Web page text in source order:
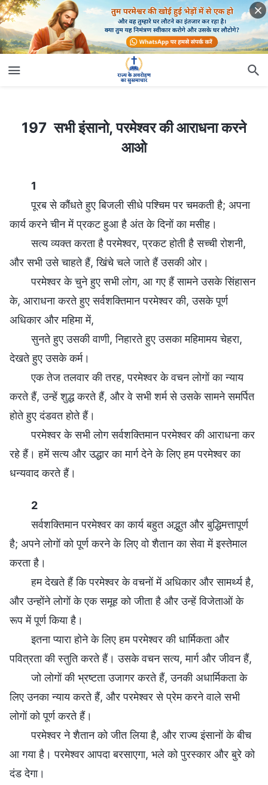
197 सभी इंसानो, परमेश्वर की आराधना करने आओ
197 सभी इंसानो, परमेश्वर की आराधना करने
आओ
1
पूरब से कौंधते हुए बिजली सीधे पश्चिम पर चमकती है; अपना
कार्य करने चीन में प्रकट हुआ है अंत के दिनों का मसीह।
सत्य व्यक्त करता है परमेश्वर, प्रकट होती है सच्ची रोशनी,
और सभी उसे चाहते हैं, खिंचे चले जाते हैं उसकी ओर।
परमेश्वर के चुने हुए सभी लोग, आ गए हैं सामने उसके सिंहासन
के, आराधना करते हुए सर्वशक्तिमान परमेश्वर की, उसके पूर्ण
अधिकार और महिमा में,
सुनते हुए उसकी वाणी, निहारते हुए उसका महिमामय चेहरा,
देखते हुए उसके कर्म।
एक तेज तलवार की तरह, परमेश्वर के वचन लोगों का न्याय
करते हैं, उन्हें शुद्ध करते हैं, और वे सभी शर्म से उसके सामने समर्पित
होते हुए दंडवत होते हैं।
परमेश्वर के सभी लोग सर्वशक्तिमान परमेश्वर की आराधना कर
रहे हैं। हमें सत्य और उद्धार का मार्ग देने के लिए हम परमेश्वर का
धन्यवाद करते हैं।
2
सर्वशक्तिमान परमेश्वर का कार्य बहुत अद्भुत और बुद्धिमत्तापूर्ण
है; अपने लोगों को पूर्ण करने के लिए वो शैतान का सेवा में इस्तेमाल
करता है।
हम देखते हैं कि परमेश्वर के वचनों में अधिकार और सामर्थ्य है,
और उन्होंने लोगों के एक समूह को जीता है और उन्हें विजेताओं के
रूप में पूर्ण किया है।
इतना प्यारा होने के लिए हम परमेश्वर की धार्मिकता और
पवित्रता की स्तुति करते हैं। उसके वचन सत्य, मार्ग और जीवन हैं,
जो लोगों की भ्रष्टता उजागर करते हैं, उनकी अधार्मिकता के
लिए उनका न्याय करते हैं, और परमेश्वर से प्रेम करने वाले सभी
लोगों को पूर्ण करते हैं।
परमेश्वर ने शैतान को जीत लिया है, और राज्य इंसानों के बीच
आ गया है। परमेश्वर आपदा बरसाएगा, भले को पुरस्कार और बुरे को
दंड देगा।